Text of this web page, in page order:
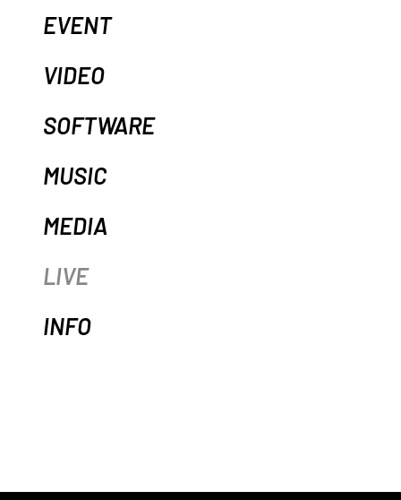
EVENT
VIDEO
SOFTWARE
MUSIC
MEDIA
LIVE
INFO